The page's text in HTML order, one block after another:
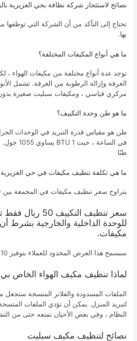
نصائح لاستئجار شركة نظافة بحي العزيزية
تحتاج إلى التأكد من أن الشركة التي
بها.
ما هي أنواع المكيفات المختلفة؟
توجد عدة أنواع مختلفة من مكيفات الهواء ،
الغرفة وإزالة الرطوبة من الغرفة. تشمل
مركزي قياسي ، ومكيفات سبليت صغيرة
ما هو طن وحدة التكييف؟
طنًا
ما هي تكلفة تنظيف مكيفات في حي العزيزية
يتراوح سعر تنظيف مكيفات في المجمعة بين 600-1500 ريال سعودي.
سعر تنظيف
مكيفات.
سيسمح هذا العرض المحدود للعملاء بتوفير 10٪ إضافية في الأعلى
لماذا تنظيف مكيف الهواء الخاص
الملفات المسدودة والفلاتر المتسخة ستجعل
لتبريد المنزل. يمكن أن تؤدي الملفات
النظام ، وفي بعض الأحيان تمنعه حتى من
نصائح لتنظيف مكيف سبليت